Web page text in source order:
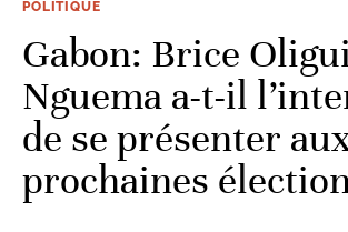
POLITIQUE
Gabon: Brice
Nguema a-t-il
de se présenter
prochaines